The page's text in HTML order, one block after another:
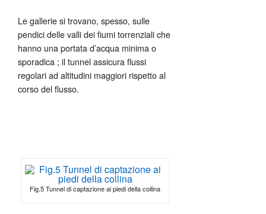
Le gallerie si trovano, spesso, sulle
pendici delle valli dei fiumi torrenziali che
hanno una portata d’acqua minima o
sporadica ; il tunnel assicura flussi
regolari ad altitudini maggiori rispetto al
corso del flusso.
Fig.5 Tunnel di captazione ai piedi della collina